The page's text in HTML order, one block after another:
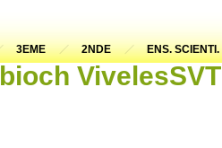
3EME 2NDE ENS. SCIENTI.
VivelesSVT